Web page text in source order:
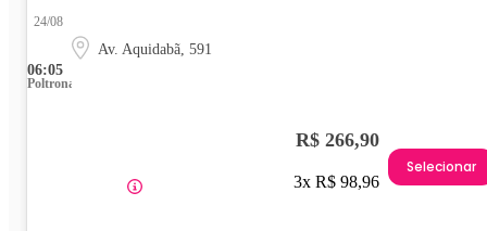
06:05
24/08
Av. Aquidabã, 591
Poltrona
R$ 266,90
3x R$ 98,96
Selecionar